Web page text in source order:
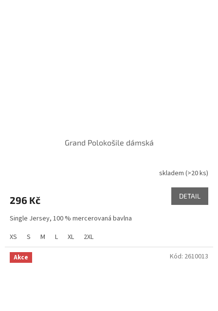
Grand Polokošile dámská
skladem (>20 ks)
296 Kč DETAIL
Single Jersey, 100 % mercerovaná bavlna
XS
S M L XL 2XL
Akce Kód: 2610013